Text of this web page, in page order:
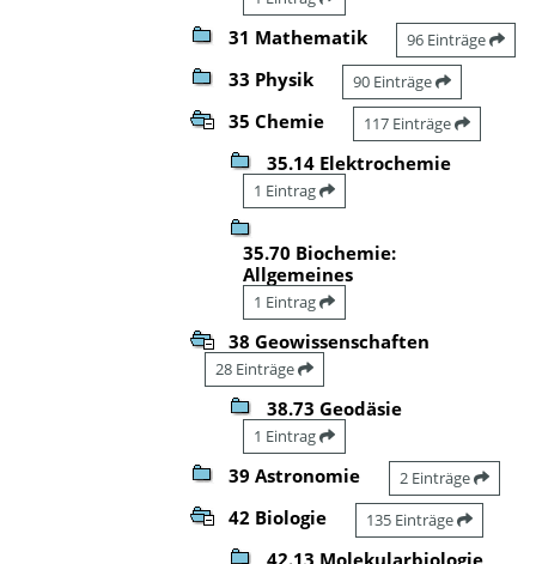
31 Mathematik 96 Einträge
33 Physik 90 Einträge
35 Chemie 117 Einträge
35.14 Elektrochemie
1 Eintrag
35.70 Biochemie:
Allgemeines
1 Eintrag
38 Geowissenschaften
28 Einträge
38.73 Geodäsie
1 Eintrag
39 Astronomie 2 Einträge
42 Biologie 135 Einträge
42.13 Molekularbiologie